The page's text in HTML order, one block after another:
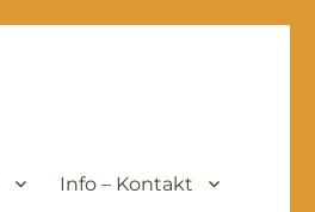
Info – Kontakt